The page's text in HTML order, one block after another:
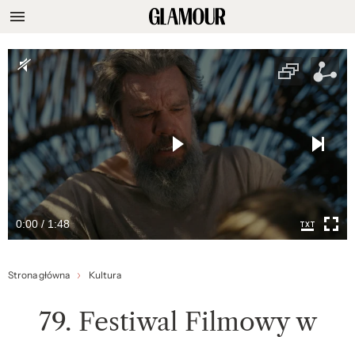
0:00 / 1:48
Strona główna Kultura
79. Festiwal Filmowy w